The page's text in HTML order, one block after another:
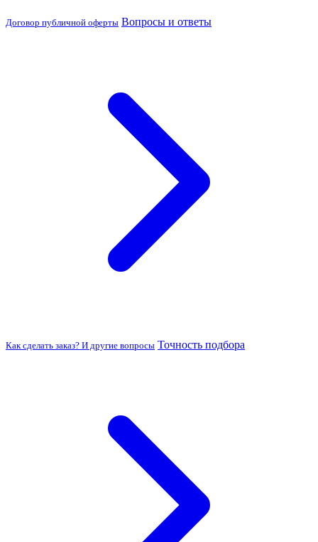
Договор публичной оферты Вопросы и ответы
Как сделать заказ? И другие вопросы Точность подбора